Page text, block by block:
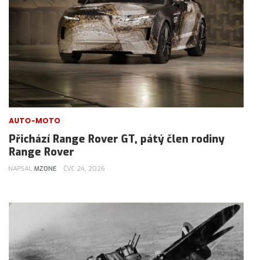
AUTO-MOTO
Přichází Range Rover GT, pátý člen rodiny
Range Rover
NAPSAL MZONE ČVC 24, 2026